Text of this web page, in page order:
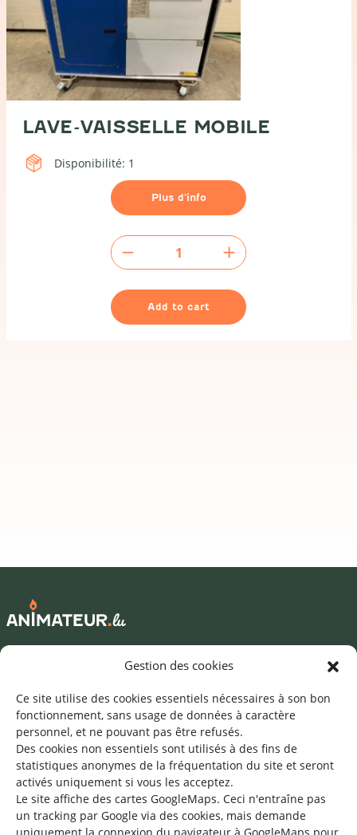
Gestion des cookies
Ce site utilise des cookies essentiels nécessaires à son bon
fonctionnement, sans usage de données à caractère
personnel, et ne pouvant pas être refusés.
Des cookies non essentiels sont utilisés à des fins de
statistiques anonymes de la fréquentation du site et seront
activés uniquement si vous les acceptez.
Le site affiche des cartes GoogleMaps. Ceci n'entraîne pas
un tracking par Google via des cookies, mais demande
LAVE-VAISSELLE MOBILE
Disponibilité: 1
Plus d’info
vaisselle
quantity
Add to cart
Mentions légales
Une offre du